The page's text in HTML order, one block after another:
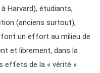
Harvard), étudiants,
(anciens surtout),
un effort au milieu de
et librement, dans la
effets de la « vérité »